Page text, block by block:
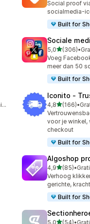
Social proof
socialmedia-
Built for
Sociale
5,0van 5
(306)
306 recensies
•
Voeg
meer dan 50
Built for
Gratis abonnement beschikbaar
Iconito ‑
4,8van 5
(166)
166 recensies
•
voor je winkel,
checkout
Built for
Algoshop
4,9van 5
(85)
85 recensies
•
Verhoog
gerichte,
Built for
5,0van 5
(54)•